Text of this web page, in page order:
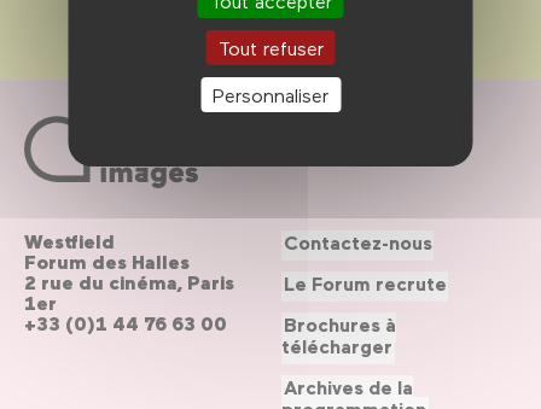
Tout refuser
Personnaliser
Westfield
Forum des Halles
2 rue du cinéma, Paris
1er
+33 (0)1 44 76 63 00
Contactez-nous
Le Forum recrute
Brochures à
télécharger
Archives de la